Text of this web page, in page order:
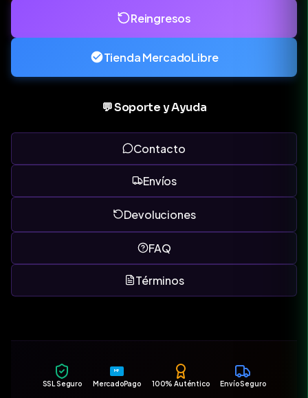
Reingresos
Tienda MercadoLibre
💬 Soporte y Ayuda
Contacto
Envíos
Devoluciones
FAQ
Términos
SSL Seguro
MP
MercadoPago 100% Auténtico Envío Seguro